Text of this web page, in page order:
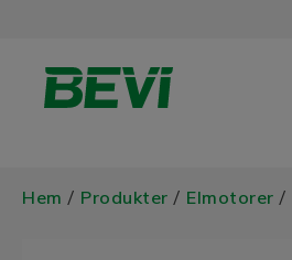
Hem / Produkter / Elmotorer /